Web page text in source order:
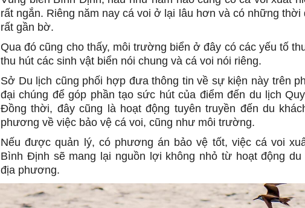
rất ngắn. Riêng năm nay cá voi ở lại lâu hơn và có những thời
rất gần bờ.
Qua đó cũng cho thấy, môi trường biển ở đây có các yếu tố
thu hút các sinh vật biển nói chung và cá voi nói riêng.
Sở Du lịch cũng phối hợp đưa thông tin về sự kiện này trên
đại chúng để góp phần tạo sức hút của điểm đến du lịch
Đồng thời, đây cũng là hoạt động tuyên truyền đến du
phương về việc bảo vệ cá voi, cũng như môi trường.
Nếu được quản lý, có phương án bảo vệ tốt, việc cá voi
Bình Định sẽ mang lại nguồn lợi không nhỏ từ hoạt động du
địa phương.